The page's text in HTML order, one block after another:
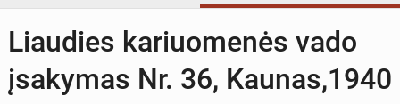
Liaudies kariuomenės vado
įsakymas Nr. 36, Kaunas,1940